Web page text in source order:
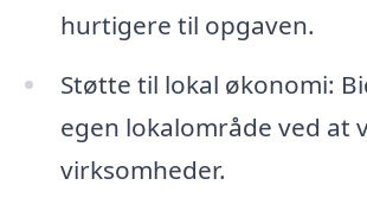
hurtigere til opgaven.
Støtte til lokal økonomi:
egen lokalområde ved at
virksomheder.